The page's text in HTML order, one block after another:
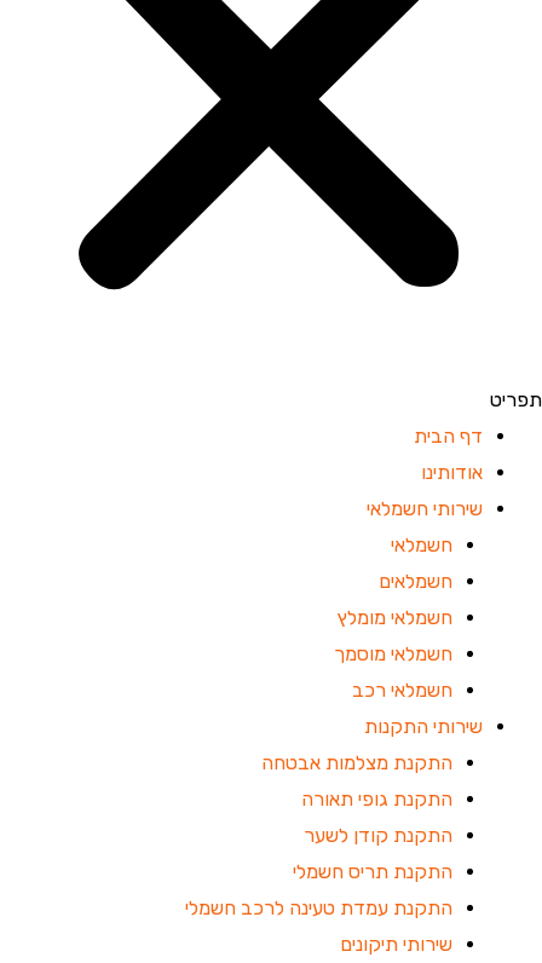
תפריט
דף הבית
אודותינו
שירותי חשמלאי
חשמלאי
חשמלאים
חשמלאי מומלץ
חשמלאי מוסמך
חשמלאי רכב
שירותי התקנות
התקנת מצלמות אבטחה
התקנת גופי תאורה
התקנת קודן לשער
התקנת תריס חשמלי
התקנת עמדת טעינה לרכב חשמלי
שירותי תיקונים